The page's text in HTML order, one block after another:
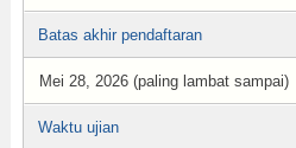
Batas akhir pendaftaran
Mei 28, 2026 (paling lambat sampai)
Waktu ujian